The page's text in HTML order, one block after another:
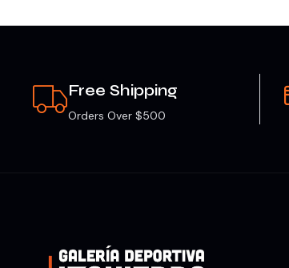
Free Shipping
Orders Over $500